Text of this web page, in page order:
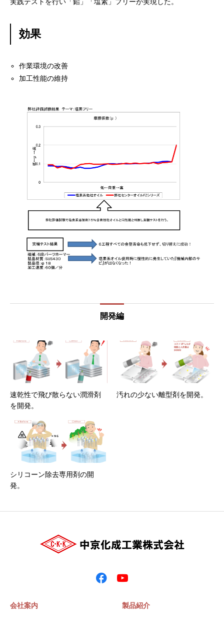
実践テストを行い「鉛」「塩素」フリーが実現した。
効果
作業環境の改善
加工性能の維持
開発編
速乾性で飛び散らない潤滑剤
を開発。
汚れの少ない離型剤を開発。
シリコーン除去専用剤の開
発。
会社案内 製品紹介